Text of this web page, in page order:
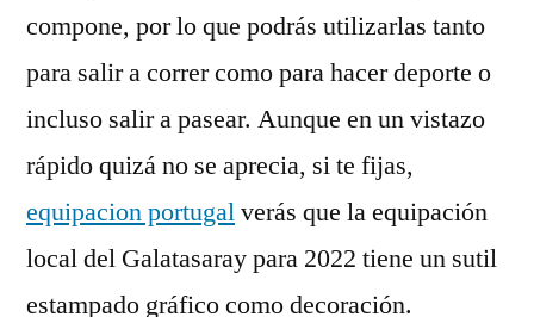
compone, por lo que podrás utilizarlas tanto
para salir a correr como para hacer deporte o
incluso salir a pasear. Aunque en un vistazo
rápido quizá no se aprecia, si te fijas,
equipacion portugalverás que la equipación
local del Galatasaray para 2022 tiene un sutil
estampado gráfico como decoración.